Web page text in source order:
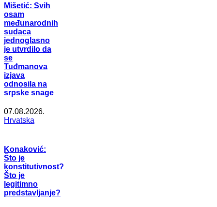
Mišetić: Svih
osam
međunarodnih
sudaca
jednoglasno
je utvrdilo da
se
Tuđmanova
izjava
odnosila na
srpske snage
07.08.2026.
Hrvatska
Konaković:
Što je
konstitutivnost?
Što je
legitimno
predstavljanje?